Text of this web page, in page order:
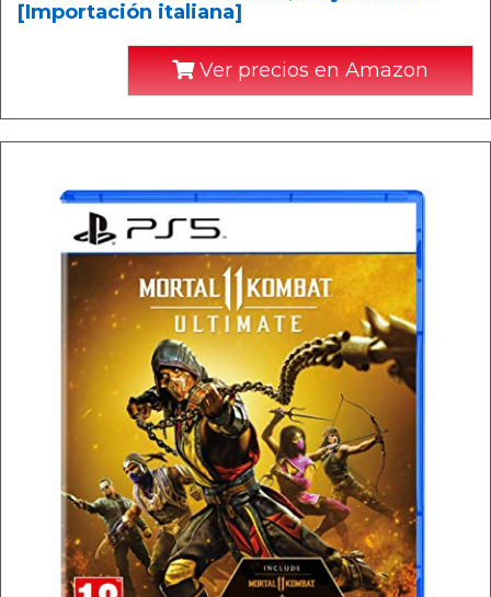
[Importación italiana]
Ver precios en Amazon